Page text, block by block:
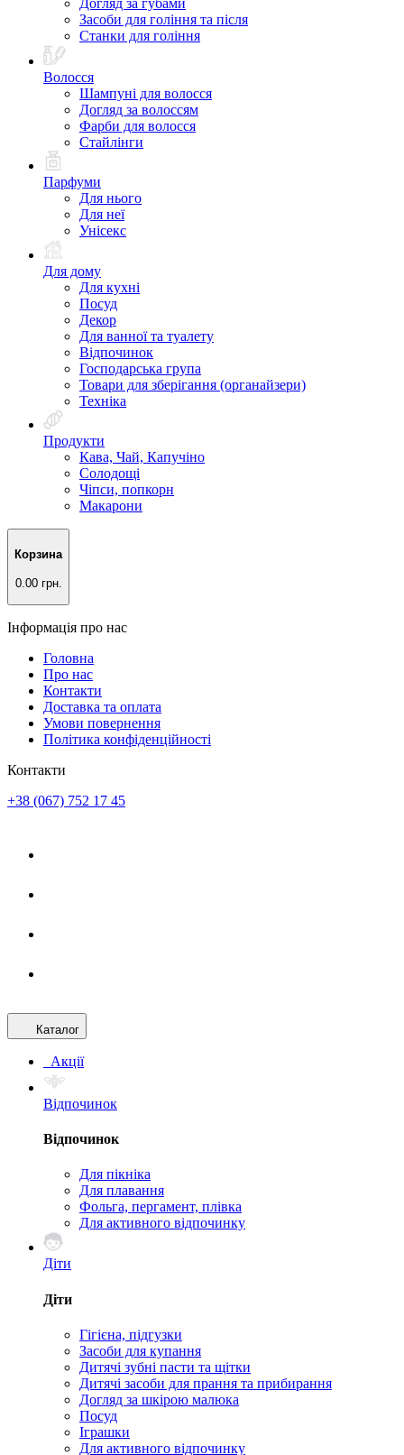
Догляд за губами
Засоби для гоління та після
Станки для гоління
Волосся
Шампуні для волосся
Догляд за волоссям
Фарби для волосся
Стайлінги
Парфуми
Для нього
Для неї
Унісекс
Для дому
Для кухні
Посуд
Декор
Для ванної та туалету
Відпочинок
Господарська група
Товари для зберігання (органайзери)
Техніка
Продукти
Кава, Чай, Капучіно
Солодощі
Чіпси, попкорн
Макарони
Корзина
0.00 грн.
Інформація про нас
Головна
Про нас
Контакти
Доставка та оплата
Умови повернення
Політика конфіденційності
Контакти
+38 (067) 752 17 45
Каталог
Акції
Відпочинок
Відпочинок
Для пікніка
Для плавання
Фольга, пергамент, плівка
Для активного відпочинку
Діти
Діти
Гігієна, підгузки
Засоби для купання
Дитячі зубні пасти та щітки
Дитячі засоби для прання та прибирання
Догляд за шкірою малюка
Посуд
Іграшки
Для активного відпочинку